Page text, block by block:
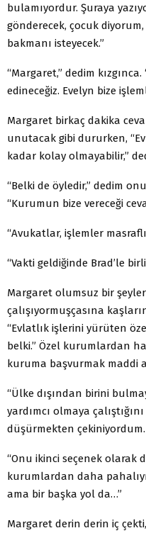
bulamıyordur. Şuraya
gönderecek, çocuk
bakmanı isteyecek.”
“Margaret,” dedim
edineceğiz. Evelyn bize
Margaret birkaç dakika
unutacak gibi dururken,
kadar kolay olmayabilir,”
“Belki de öyledir,” dedim
“Kurumun bize vereceği
“Avukatlar, işlemler
“Vakti geldiğinde Brad’le
Margaret olumsuz bir
çalışıyormuşçasına
“Evlatlık işlerini yürüten
belki.” Özel kurumlardan
kuruma başvurmak maddi
“Ülke dışından birini
yardımcı olmaya
düşürmekten çekiniyordum.
“Onu ikinci seçenek olarak
kurumlardan daha
ama bir başka yol da…”
Margaret derin derin iç